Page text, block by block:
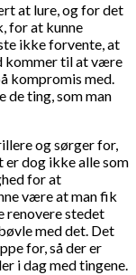
at lure, og for det
for at kunne
ikke forvente, at
kommer til at være
kompromis med.
de ting, som man
og sørger for,
er dog ikke alle som
for at
være at man fik
renovere stedet
med det. Det
for, så der er
i dag med tingene.